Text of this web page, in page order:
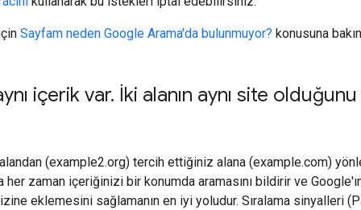
Sayfam neden Google Arama'da bulunmuyor? konusuna
içerik var. İki alanın aynı site
(example2.org) tercih ettiğiniz alana (example.com)
her zaman içeriğinizi bir konumda aramasını bildirir ve
eklemesini sağlamanın en iyi yoludur. Sıralama sinyalleri